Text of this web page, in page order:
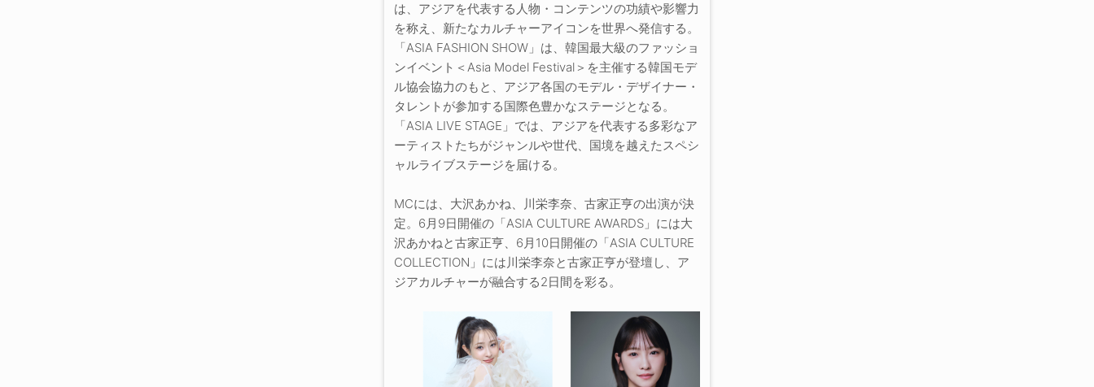
は、アジアを代表する人物・コンテンツの功績や影響力
を称え、新たなカルチャーアイコンを世界へ発信する。
「ASIA FASHION SHOW」は、韓国最大級のファッショ
ンイベント＜Asia Model Festival＞を主催する韓国モデ
ル協会協力のもと、アジア各国のモデル・デザイナー・
タレントが参加する国際色豊かなステージとなる。
「ASIA LIVE STAGE」では、アジアを代表する多彩なア
ーティストたちがジャンルや世代、国境を越えたスペシ
ャルライブステージを届ける。
MCには、大沢あかね、川栄李奈、古家正亨の出演が決
定。6月9日開催の「ASIA CULTURE AWARDS」には大
沢あかねと古家正亨、6月10日開催の「ASIA CULTURE
COLLECTION」には川栄李奈と古家正亨が登壇し、ア
ジアカルチャーが融合する2日間を彩る。